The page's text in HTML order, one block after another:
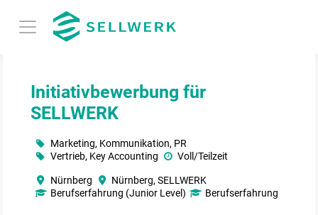
Initiativbewerbung für
SELLWERK
Nürnberg
Nürnberg, SELLWERK
Berufserfahrung (Junior Level)
Berufserfahrung
Marketing, Kommunikation, PR
Vertrieb, Key Accounting
Voll/Teilzeit